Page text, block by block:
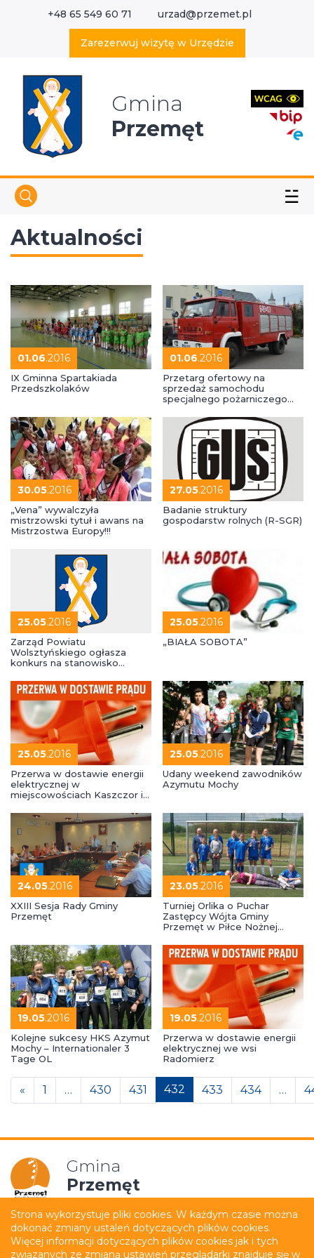
+48 65 549 60 71 urzad@przemet.pl
Zarezerwuj wizytę w Urzędzie
Gmina
Przemęt
☱
Aktualności
01.06.2016
IX Gminna Spartakiada
Przedszkolaków
01.06.2016
Przetarg ofertowy na
sprzedaż samochodu
specjalnego pożarniczego
30.05.2016
„Vena” wywalczyła
mistrzowski tytuł i awans na
Mistrzostwa Europy!!!
27.05.2016
Badanie struktury
gospodarstw rolnych (R-SGR)
25.05.2016
Zarząd Powiatu
Wolsztyńskiego ogłasza
konkurs na stanowisko
Centrum Pomocy Rodzinie w
Wolsztynie
25.05.2016
„BIAŁA SOBOTA”
25.05.2016
Przerwa w dostawie energii
elektrycznej w
miejscowościach Kaszczor i
25.05.2016
Udany weekend zawodników
Azymutu Mochy
24.05.2016
XXIII Sesja Rady Gminy
Przemęt
23.05.2016
Turniej Orlika o Puchar
Zastępcy Wójta Gminy
Przemęt w Piłce Nożnej
19.05.2016
Kolejne sukcesy HKS Azymut
Mochy – Internationaler 3
Tage OL
19.05.2016
Przerwa w dostawie energii
elektrycznej we wsi
Radomierz
Posts navigation
« 1 … 430 431 432 433 434 …
Gmina
Przemęt
Mapa strony
Polityka prywatności
Wyszukaj w serwisie
Strona wykorzystuje pliki cookies. W każdym czasie można
dokonać zmiany ustaleń dotyczących plików cookies.
Więcej informacji dotyczących plików cookies jak i tych
związanych ze zmianą ustawień przeglądarki znajduje się w